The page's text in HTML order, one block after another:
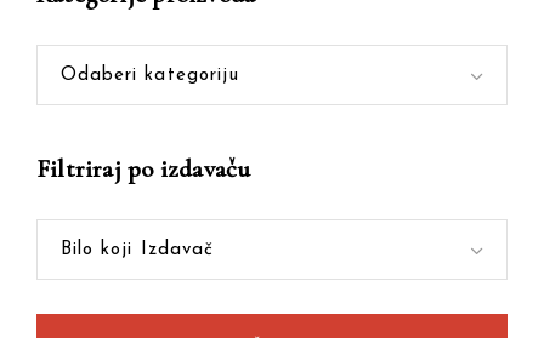
Odaberi kategoriju
Filtriraj po izdavaču
Bilo koji Izdavač